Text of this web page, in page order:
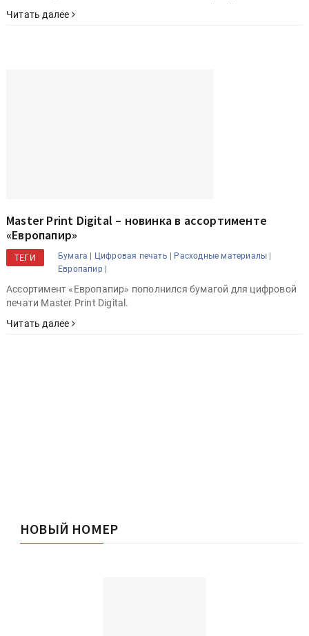
Читать далее
Master Print Digital – новинка в ассортименте
«Европапир»
ТЕГИ Бумага | Цифровая печать | Расходные материалы |
Европапир |
Ассортимент «Европапир» пополнился бумагой для цифровой
печати Master Print Digital.
Читать далее
НОВЫЙ НОМЕР